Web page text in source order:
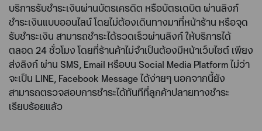
บริการรับชำระเงินผ่านบัตรเครดิต หรือบัตรเดบิต ผ่านลิงก์
ชำระเงินแบบออนไลน์ โดยไม่ต้องเดินทางมาที่หน้าร้าน หรือจุด
รับชำระเงิน สามารถชำระได้รวดเร็วผ่านลิงก์ ให้บริการได้
ตลอด 24 ชั่วโมง โดยที่ร้านค้าไม่จำเป็นต้องมีหน้าเว็บไซต์ เพียง
ส่งลิงก์ ผ่าน SMS, Email หรือบน Social Media Platform ไม่ว่า
จะเป็น LINE, Facebook Message ได้ง่ายๆ นอกจากนี้ยัง
สามารถตรวจสอบการชำระได้ทันทีที่ลูกค้าปลายทางชำระ
เรียบร้อยแล้ว